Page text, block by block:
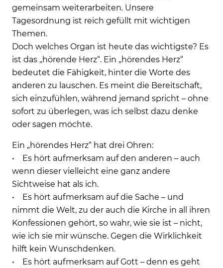
gemeinsam weiterarbeiten. Unsere
Tagesordnung ist reich gefüllt mit wichtigen
Themen.
Doch welches Organ ist heute das wichtigste? Es
ist das „hörende Herz“. Ein „hörendes Herz“
bedeutet die Fähigkeit, hinter die Worte des
anderen zu lauschen. Es meint die Bereitschaft,
sich einzufühlen, während jemand spricht – ohne
sofort zu überlegen, was ich selbst dazu denke
oder sagen möchte.
Ein „hörendes Herz“ hat drei Ohren:
• Es hört aufmerksam auf den anderen – auch
wenn dieser vielleicht eine ganz andere
Sichtweise hat als ich.
• Es hört aufmerksam auf die Sache – und
nimmt die Welt, zu der auch die Kirche in all ihren
Konfessionen gehört, so wahr, wie sie ist – nicht,
wie ich sie mir wünsche. Gegen die Wirklichkeit
hilft kein Wunschdenken.
• Es hört aufmerksam auf Gott – denn es geht